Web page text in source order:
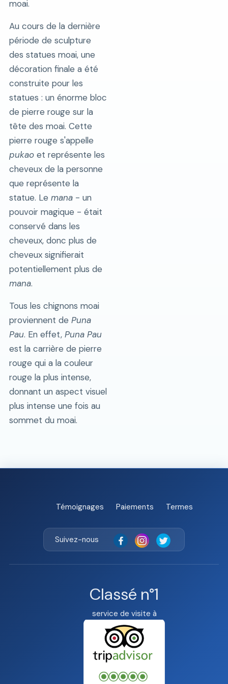
moai.
Au cours de la dernière
période de sculpture
des statues moai, une
décoration finale a été
construite pour les
statues : un énorme bloc
de pierre rouge sur la
tête des moai. Cette
pierre rouge s'appelle
pukaoet représente les
cheveux de la personne
que représente la
statue. Le mana- un
pouvoir magique - était
conservé dans les
cheveux, donc plus de
cheveux signifierait
potentiellement plus de
mana.
Tous les chignons moai
proviennent de Puna
Pau. En effet, Puna Pau
est la carrière de pierre
rouge qui a la couleur
rouge la plus intense,
donnant un aspect visuel
plus intense une fois au
sommet du moai.
Témoignages Paiements Termes
Suivez-nous
Classé n°1
service de visite à